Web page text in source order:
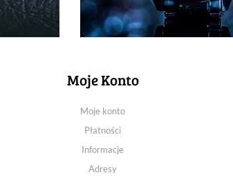
Moje Konto
Moje konto
Płatności
Informacje
Adresy